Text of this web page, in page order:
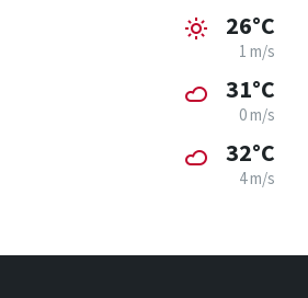
26°C
1 m/s
31°C
0 m/s
32°C
4 m/s